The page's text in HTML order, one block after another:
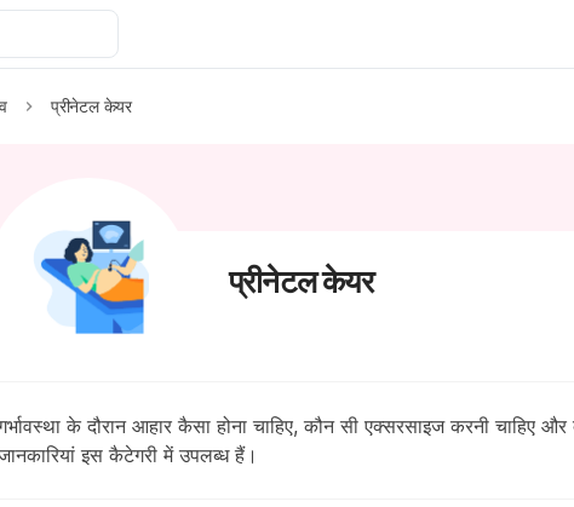
प्रीनेटल केयर
प्रीनेटल केयर
के दौरान आहार कैसा होना चाहिए, कौन सी एक्सरसाइज करनी चाहिए
इस कैटेगरी में उपलब्ध हैं।